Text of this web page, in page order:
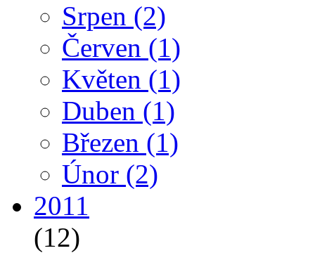
Srpen (2)
Červen (1)
Květen (1)
Duben (1)
Březen (1)
Únor (2)
2011
(12)